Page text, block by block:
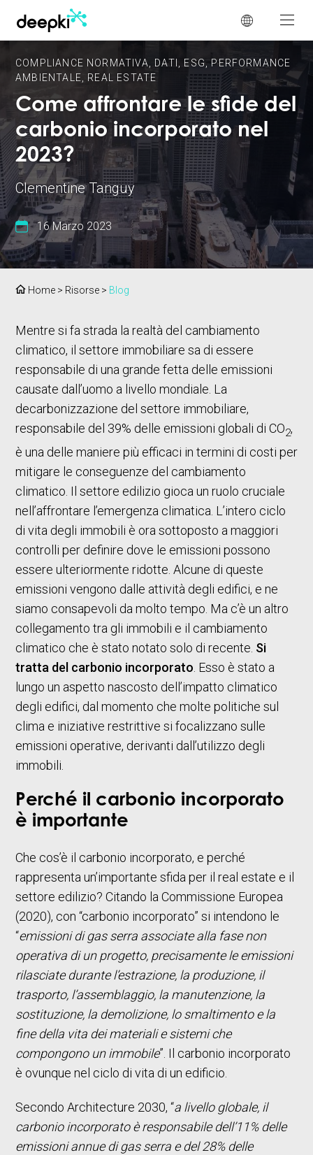
COMPLIANCE NORMATIVA DATI ESG ,PERFORMANCE
AMBIENTALE
REAL ESTATE
Come affrontare le sfide del
carbonio incorporato nel
2023?
Clementine Tanguy
16 Marzo 2023
Home > Risorse > Blog
Mentre si fa strada la realtà del cambiamento
climatico, il settore immobiliare sa di essere
responsabile di una grande fetta delle emissioni
causate dall’uomo a livello mondiale. La
decarbonizzazione del settore immobiliare,
responsabile del 39% delle emissioni globali di CO2,
è una delle maniere più efficaci in termini di costi per
mitigare le conseguenze del cambiamento
climatico. Il settore edilizio gioca un ruolo cruciale
nell’affrontare l’emergenza climatica. L’intero ciclo
di vita degli immobili è ora sottoposto a maggiori
controlli per definire dove le emissioni possono
essere ulteriormente ridotte. Alcune di queste
emissioni vengono dalle attività degli edifici, e ne
siamo consapevoli da molto tempo. Ma c’è un altro
collegamento tra gli immobili e il cambiamento
climatico che è stato notato solo di recente. Si
tratta del carbonio incorporato . Esso è stato a
lungo un aspetto nascosto dell’impatto climatico
degli edifici, dal momento che molte politiche sul
clima e iniziative restrittive si focalizzano sulle
emissioni operative, derivanti dall’utilizzo degli
immobili.
Perché il carbonio incorporato
è importante
Che cos’è il carbonio incorporato, e perché
rappresenta un’importante sfida per il real estate e il
settore edilizio? Citando la Commissione Europea
(2020), con “carbonio incorporato” si intendono le
“emissioni di gas serra associate alla fase non
operativa di un progetto, precisamente le emissioni
rilasciate durante l’estrazione, la produzione, il
trasporto, l’assemblaggio, la manutenzione, la
sostituzione, la demolizione, lo smaltimento e la
fine della vita dei materiali e sistemi che
compongono un immobile”. Il carbonio incorporato
è ovunque nel ciclo di vita di un edificio.
Secondo Architecture 2030, “a livello globale, il
carbonio incorporato è responsabile dell’11% delle
emissioni annue di gas serra e del 28% delle
Pannello di gestione dei cookies